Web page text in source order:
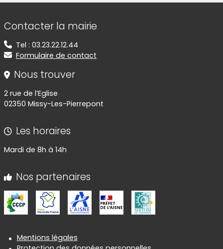
Informations de contact
Contacter la mairie
Tel : 03.23.22.12.44
Formulaire de contact
Nous trouver
2 rue de l’Eglise
02350 Missy-Les-Pierrepont
Les horaires
Mardi de 8h à 14h
Nos partenaires
Informations réglementaires
Mentions légales